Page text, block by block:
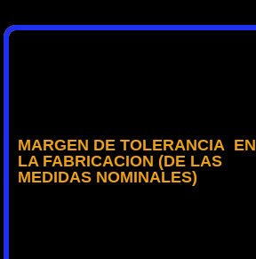
MARGEN DE TOLERANCIA EN
LA FABRICACION (DE LAS
MEDIDAS NOMINALES)